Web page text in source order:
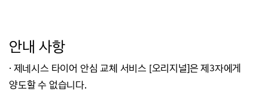
안내 사항
· 제네시스 타이어 안심 교체 서비스 [오리지널]은 제3자에게
양도할 수 없습니다.